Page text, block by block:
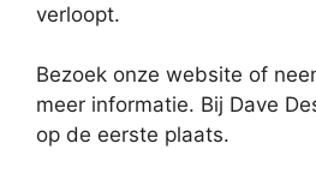
verloopt.
Bezoek onze website of
meer informatie. Bij Dave
op de eerste plaats.